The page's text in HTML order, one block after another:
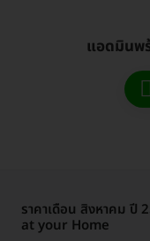
แอดมินพ
ราคาเดือน สิงหาคม ปี
at your Home